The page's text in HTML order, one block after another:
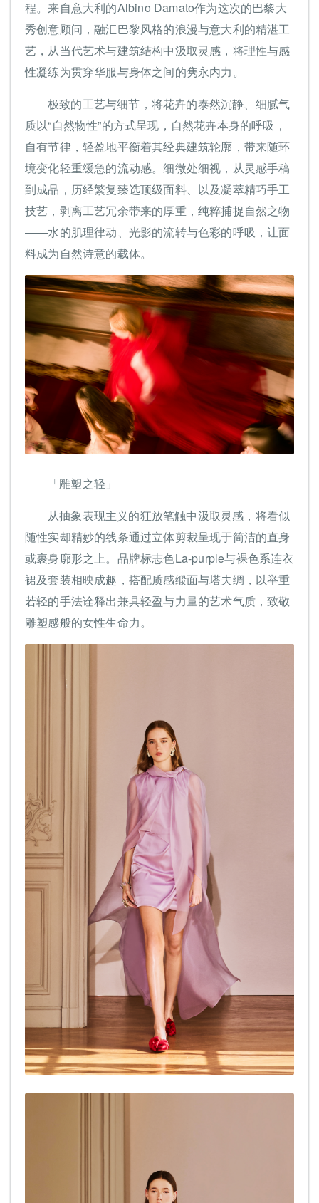
程。来自意大利的Albino Damato作为这次的巴黎大
秀创意顾问，融汇巴黎风格的浪漫与意大利的精湛工
艺，从当代艺术与建筑结构中汲取灵感，将理性与感
性凝练为贯穿华服与身体之间的隽永内力。
极致的工艺与细节，将花卉的泰然沉静、细腻气
质以“自然物性”的方式呈现，自然花卉本身的呼吸，
自有节律，轻盈地平衡着其经典建筑轮廓，带来随环
境变化轻重缓急的流动感。细微处细视，从灵感手稿
到成品，历经繁复臻选顶级面料、以及凝萃精巧手工
技艺，剥离工艺冗余带来的厚重，纯粹捕捉自然之物
——水的肌理律动、光影的流转与色彩的呼吸，让面
料成为自然诗意的载体。
「雕塑之轻」
从抽象表现主义的狂放笔触中汲取灵感，将看似
随性实却精妙的线条通过立体剪裁呈现于简洁的直身
或裹身廓形之上。品牌标志色La-purple与裸色系连衣
裙及套装相映成趣，搭配质感缎面与塔夫绸，以举重
若轻的手法诠释出兼具轻盈与力量的艺术气质，致敬
雕塑感般的女性生命力。